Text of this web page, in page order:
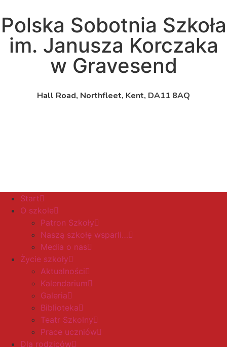
Polska Sobotnia Szkoła
im. Janusza Korczaka
w Gravesend
Hall Road, Northfleet, Kent, DA11 8AQ
Start
O szkole
Patron Szkoły
Naszą szkołę wsparli…
Media o nas
Życie szkoły
Aktualności
Kalendarium
Galeria
Biblioteka
Teatr Szkolny
Prace uczniów
Dla rodziców